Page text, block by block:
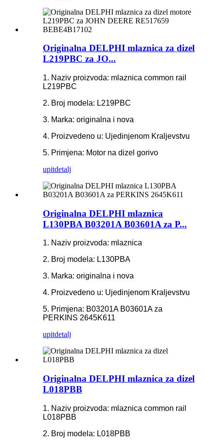
Originalna DELPHI mlaznica za dizel
L219PBC za JO...
1. Naziv proizvoda: mlaznica common rail
L219PBC
2. Broj modela: L219PBC
3. Marka: originalna i nova
4. Proizvedeno u: Ujedinjenom Kraljevstvu
5. Primjena: Motor na dizel gorivo
upitdetalj
Originalna DELPHI mlaznica
L130PBA B03201A B03601A za P...
1. Naziv proizvoda: mlaznica
2. Broj modela: L130PBA
3. Marka: originalna i nova
4. Proizvedeno u: Ujedinjenom Kraljevstvu
5. Primjena: B03201A B03601A za
PERKINS 2645K611
upitdetalj
Originalna DELPHI mlaznica za dizel
L018PBB
1. Naziv proizvoda: mlaznica common rail
L018PBB
2. Broj modela: L018PBB